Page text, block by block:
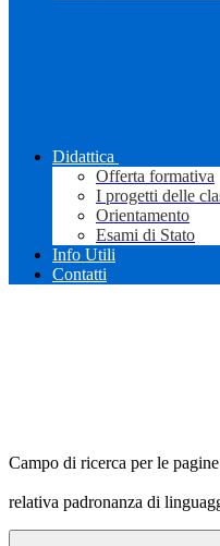
Didattica
Offerta formativa
I progetti delle
Orientamento
Esami di Stato
Info Utili
Contatti
Campo di ricerca per le
relativa padronanza di